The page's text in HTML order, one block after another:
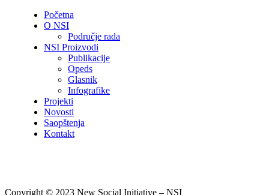
Početna
O NSI
Područje rada
NSI Proizvodi
Publikacije
Opeds
Glasnik
Infografike
Projekti
Novosti
Saopštenja
Kontakt
Copyright © 2023 New Social Initiative – NSI